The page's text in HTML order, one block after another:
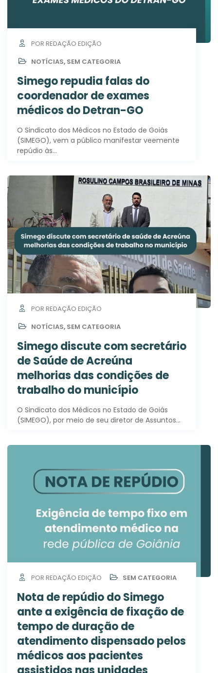
POR REDAÇÃO EDIÇÃO
NOTÍCIAS, SEM CATEGORIA
Simego repudia falas do
coordenador de exames
médicos do Detran-GO
O Sindicato dos Médicos no Estado de Goiás
(SIMEGO), vem a público manifestar veemente
repúdio às…
POR REDAÇÃO EDIÇÃO
NOTÍCIAS, SEM CATEGORIA
Simego discute com secretário
de Saúde de Acreúna
melhorias das condições de
trabalho do município
O Sindicato dos Médicos no Estado de Goiás
(SIMEGO), por meio de seu diretor de Assuntos…
POR REDAÇÃO EDIÇÃO SEM CATEGORIA
Nota de repúdio do Simego
ante a exigência de fixação de
tempo de duração de
atendimento dispensado pelos
médicos aos pacientes